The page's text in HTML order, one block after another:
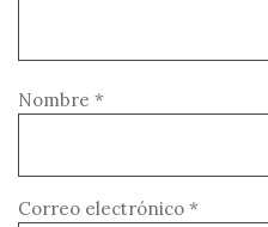
Nombre *
Correo electrónico *